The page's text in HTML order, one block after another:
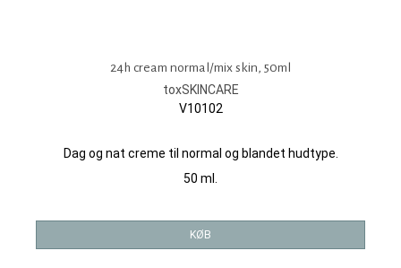
24h cream normal/mix skin, 50ml
toxSKINCARE
V10102
Dag og nat creme til normal og blandet hudtype.
50 ml.
KØB